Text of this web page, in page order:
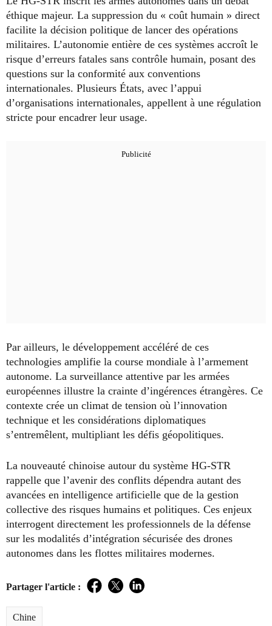
éthique majeur. La suppression du « coût humain » direct
facilite la décision politique de lancer des opérations
militaires. L’autonomie entière de ces systèmes accroît le
risque d’erreurs fatales sans contrôle humain, posant des
questions sur la conformité aux conventions
internationales. Plusieurs États, avec l’appui
d’organisations internationales, appellent à une régulation
stricte pour encadrer leur usage.
Par ailleurs, le développement accéléré de ces
technologies amplifie la course mondiale à l’armement
autonome. La surveillance attentive par les armées
européennes illustre la crainte d’ingérences étrangères. Ce
contexte crée un climat de tension où l’innovation
technique et les considérations diplomatiques
s’entremêlent, multipliant les défis géopolitiques.
La nouveauté chinoise autour du système HG-STR
rappelle que l’avenir des conflits dépendra autant des
avancées en intelligence artificielle que de la gestion
collective des risques humains et politiques. Ces enjeux
interrogent directement les professionnels de la défense
sur les modalités d’intégration sécurisée des drones
autonomes dans les flottes militaires modernes.
Partager l'article : Facebook
TwitterLinkedIn
Chine